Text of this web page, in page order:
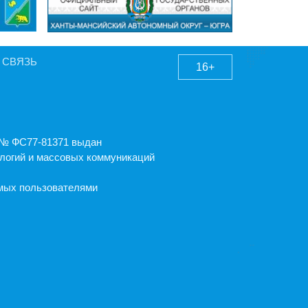
№ ФС77-81371 выдан
и массовых коммуникаций
пользователями
16+